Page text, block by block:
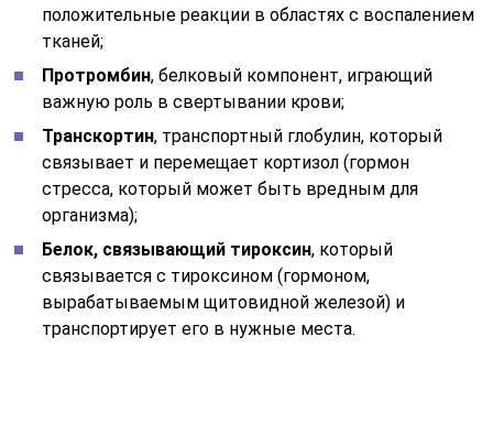
положительные реакции в областях с воспалением
тканей;
Протромбин, белковый компонент, играющий
важную роль в свертывании крови;
Транскортин, транспортный глобулин, который
связывает и перемещает кортизол (гормон
стресса, который может быть вредным для
организма);
Белок, связывающий тироксин, который
связывается с тироксином (гормоном,
вырабатываемым щитовидной железой) и
транспортирует его в нужные места.